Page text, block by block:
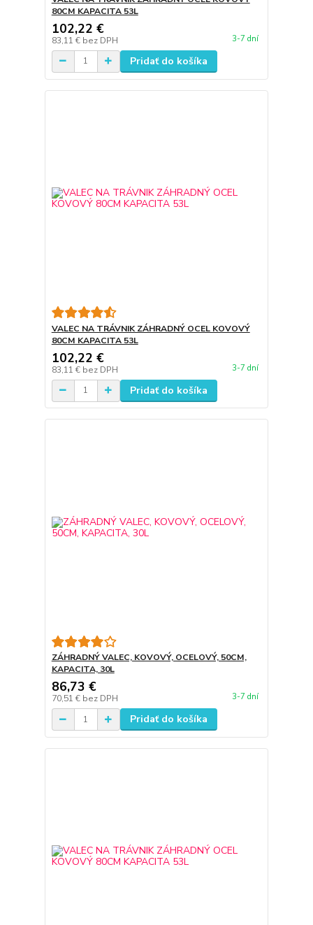
80CM KAPACITA 53L
102,22 €
83,11 € bez DPH 3-7 dní
Pridať do košíka
VALEC NA TRÁVNIK ZÁHRADNÝ OCEL KOVOVÝ
80CM KAPACITA 53L
102,22 €
83,11 € bez DPH 3-7 dní
Pridať do košíka
ZÁHRADNÝ VALEC, KOVOVÝ, OCELOVÝ, 50CM,
KAPACITA, 30L
86,73 €
70,51 € bez DPH 3-7 dní
Pridať do košíka